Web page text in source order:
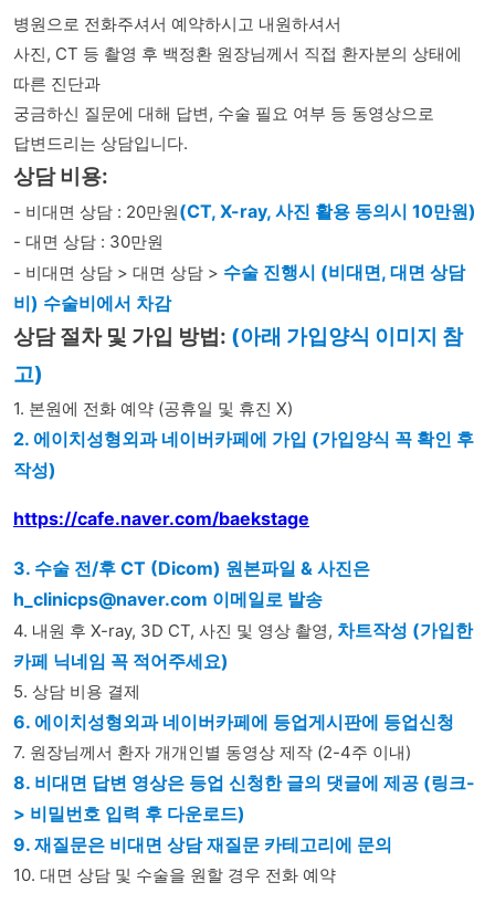
병원으로 전화주셔서 예약하시고 내원하셔서
사진, CT 등 촬영 후 백정환 원장님께서 직접 환자분의 상태에
따른 진단과
궁금하신 질문에 대해 답변, 수술 필요 여부 등 동영상으로
답변드리는 상담입니다.
상담 비용:
- 비대면 상담 : 20만원(CT, X-ray, 사진 활용 동의시 10만원)
- 대면 상담 : 30만원
- 비대면 상담 > 대면 상담 > 수술 진행시 (비대면, 대면 상담
비) 수술비에서 차감
상담 절차 및 가입 방법: (아래 가입양식 이미지 참
고)
1. 본원에 전화 예약 (공휴일 및 휴진 X)
2. 에이치성형외과 네이버카페에 가입 (가입양식 꼭 확인 후
작성)
https://cafe.naver.com/baekstage
3. 수술 전/후 CT (Dicom) 원본파일 & 사진은
h_clinicps@naver.com 이메일로 발송
4. 내원 후 X-ray, 3D CT, 사진 및 영상 촬영, 차트작성 (가입한
카페 닉네임 꼭 적어주세요)
5. 상담 비용 결제
6. 에이치성형외과 네이버카페에 등업게시판에 등업신청
7. 원장님께서 환자 개개인별 동영상 제작 (2-4주 이내)
8. 비대면 답변 영상은 등업 신청한 글의 댓글에 제공 (링크-
> 비밀번호 입력 후 다운로드)
9. 재질문은 비대면 상담 재질문 카테고리에 문의
10. 대면 상담 및 수술을 원할 경우 전화 예약